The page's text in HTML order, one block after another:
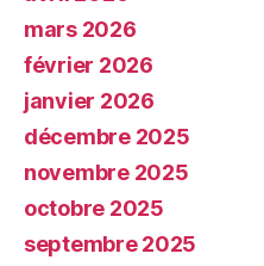
mars 2026
février 2026
janvier 2026
décembre 2025
novembre 2025
octobre 2025
septembre 2025